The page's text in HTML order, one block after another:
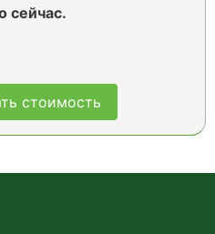
сейчас.
стоимость